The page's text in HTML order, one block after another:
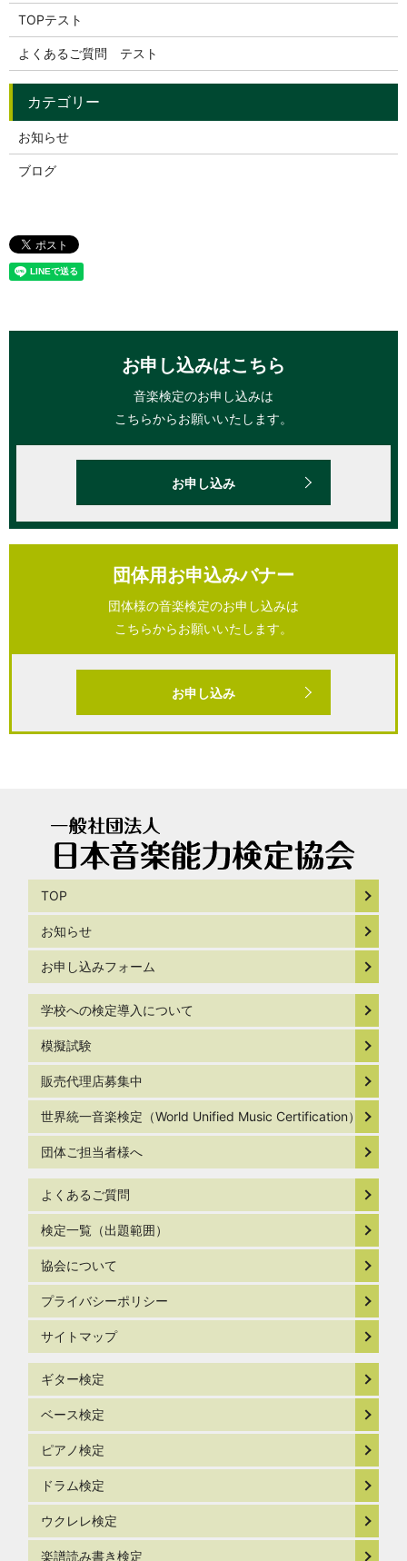
TOPテスト
よくあるご質問 テスト
お知らせ
ブログ
お申し込みはこちら
音楽検定のお申し込みは
こちらからお願いいたします。
お申し込み
団体用お申込みバナー
団体様の音楽検定のお申し込みは
こちらからお願いいたします。
お申し込み
TOP
お知らせ
お申し込みフォーム
学校への検定導入について
模擬試験
販売代理店募集中
世界統一音楽検定（World Unified Music Certification）
団体ご担当者様へ
よくあるご質問
検定一覧（出題範囲）
協会について
プライバシーポリシー
サイトマップ
ギター検定
ベース検定
ピアノ検定
ドラム検定
ウクレレ検定
楽譜読み書き検定